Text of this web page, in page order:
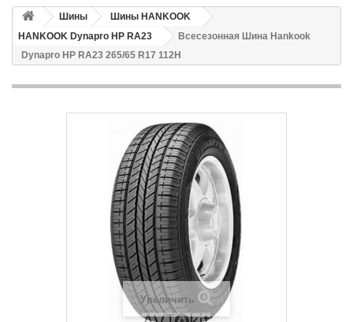
Шины
Шины HANKOOK
HANKOOK Dynapro HP RA23
Всесезонная Шина Hankook
Dynapro HP RA23 265/65 R17 112H
Увеличить